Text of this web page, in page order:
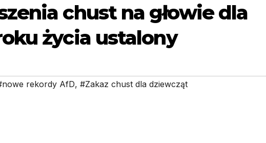
chust na głowie dla
życia ustalony
rekordy AfD, #Zakaz chust dla dziewcząt